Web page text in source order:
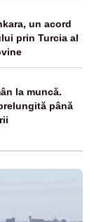
un acord
prin Turcia al
la muncă.
până